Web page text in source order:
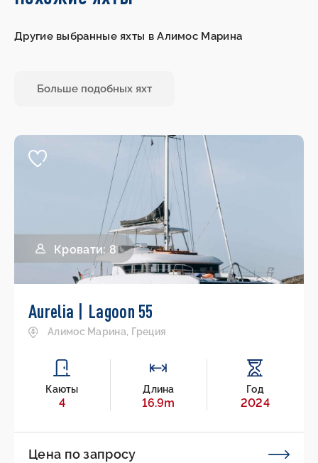
Другие выбранные яхты в Алимос Марина
Больше подобных яхт
Кровати: 8
Aurelia | Lagoon 55
Алимос Марина, Греция
Каюты
4
Длина
16.9m
Год
2024
Цена по запросу